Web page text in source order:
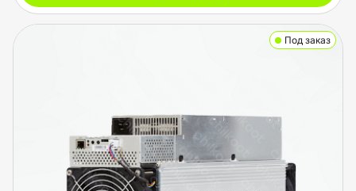
Под заказ